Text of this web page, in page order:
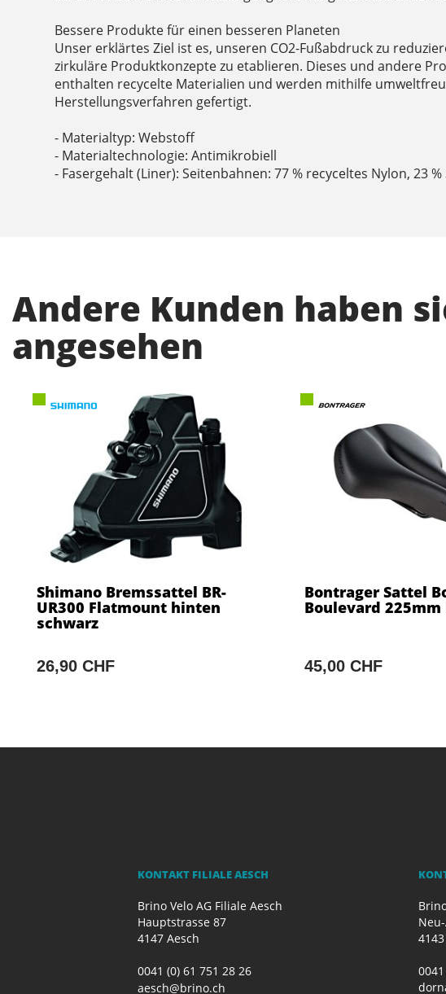
Bessere Produkte für einen besseren Planeten
Unser erklärtes Ziel ist es, unseren CO2-Fußabdruck zu
zirkuläre Produktkonzepte zu etablieren. Dieses und andere
enthalten recycelte Materialien und werden mithilfe
Herstellungsverfahren gefertigt.
- Materialtyp: Webstoff
- Materialtechnologie: Antimikrobiell
- Fasergehalt (Liner): Seitenbahnen: 77 % recyceltes Nylon, 23 %
Andere Kunden haben
angesehen
Shimano Bremssattel BR-
UR300 Flatmount hinten
schwarz
26,90 CHF
Bontrager Sattel
Boulevard 225mm
45,00 CHF
KONTAKT FILIALE AESCH
Brino Velo AG Filiale Aesch
Hauptstrasse 87
4147 Aesch
0041 (0) 61 751 28 26
aesch@brino.ch